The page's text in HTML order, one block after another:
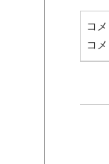
コ
コ